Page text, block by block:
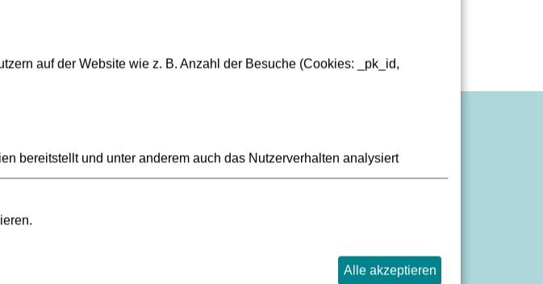
Erklärung zur Barrierefreiheit
Infos in Leichter Sprache
auf der Website wie z. B. Anzahl der Besuche (Cookies: _pk_id,
bereitstellt und unter anderem auch das Nutzerverhalten analysiert
Alle akzeptieren